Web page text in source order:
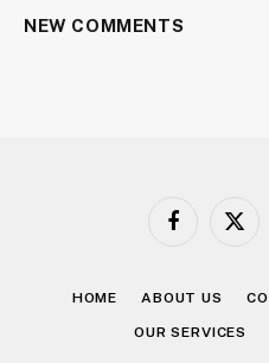
NEW COMMENTS
Facebook
X
HOME ABOUT US
OUR SERVICES